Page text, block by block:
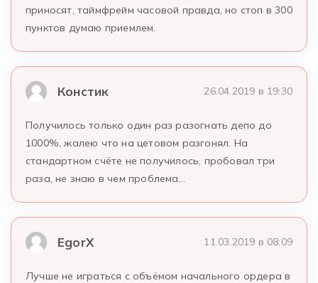
приносят, таймфрейм часовой правда, но стоп в 300
пунктов думаю приемлем.
Констик 26.04.2019 в 19:30
Получилось только один раз разогнать депо до
1000%, жалею что на цетовом разгонял. На
стандартном счёте не получилось, пробовал три
раза, не знаю в чем проблема…
EgorX 11.03.2019 в 08:09
Лучше не играться с объёмом начального ордера в